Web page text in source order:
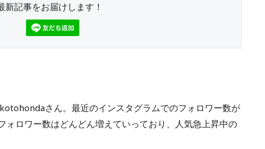
新記事をお届けします！
さん。最近のインスタグラムでのフォロワー数が
ォロワー数はどんどん増えていっており、人気急上昇中の